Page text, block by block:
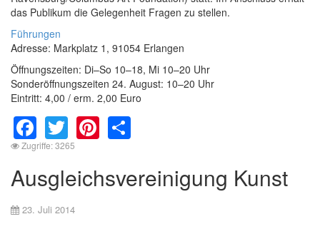
das Publikum die Gelegenheit Fragen zu stellen.
Führungen
Adresse: Markplatz 1, 91054 Erlangen
Öffnungszeiten: Di–So 10–18, Mi 10–20 Uhr
Sonderöffnungszeiten 24. August: 10–20 Uhr
Eintritt: 4,00 / erm. 2,00 Euro
Facebook
TwitterPinterest
Zugriffe: 3265
Ausgleichsvereinigung Kunst
23. Juli 2014